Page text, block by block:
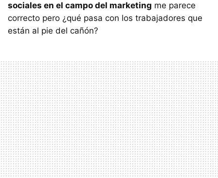
sociales en el campo del marketing me parece
correcto pero ¿qué pasa con los trabajadores que
están al pie del cañón?